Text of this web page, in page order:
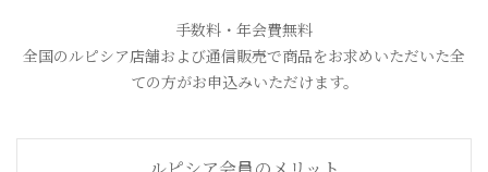
手数料・年会費無料
全国のルピシア店舗および通信販売で商品をお求めいただいた全
ての方がお申込みいただけます。